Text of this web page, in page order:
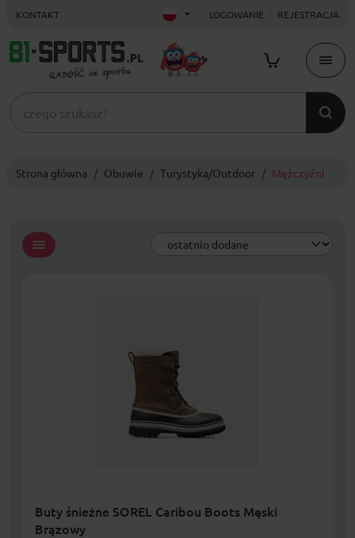
KONTAKT LOGOWANIE REJESTRACJA
Strona główna Obuwie Turystyka/Outdoor Mężczyźni
Buty śnieżne SOREL Caribou Boots Męski
Brązowy